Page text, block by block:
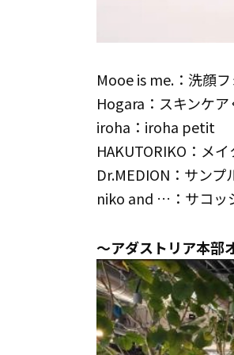
Mooe is me.：洗顔
Hogara：スキンケア
iroha：iroha petit
HAKUTORIKO：メ
Dr.MEDION：サンプ
niko and …：サコッ
～アダストリア本